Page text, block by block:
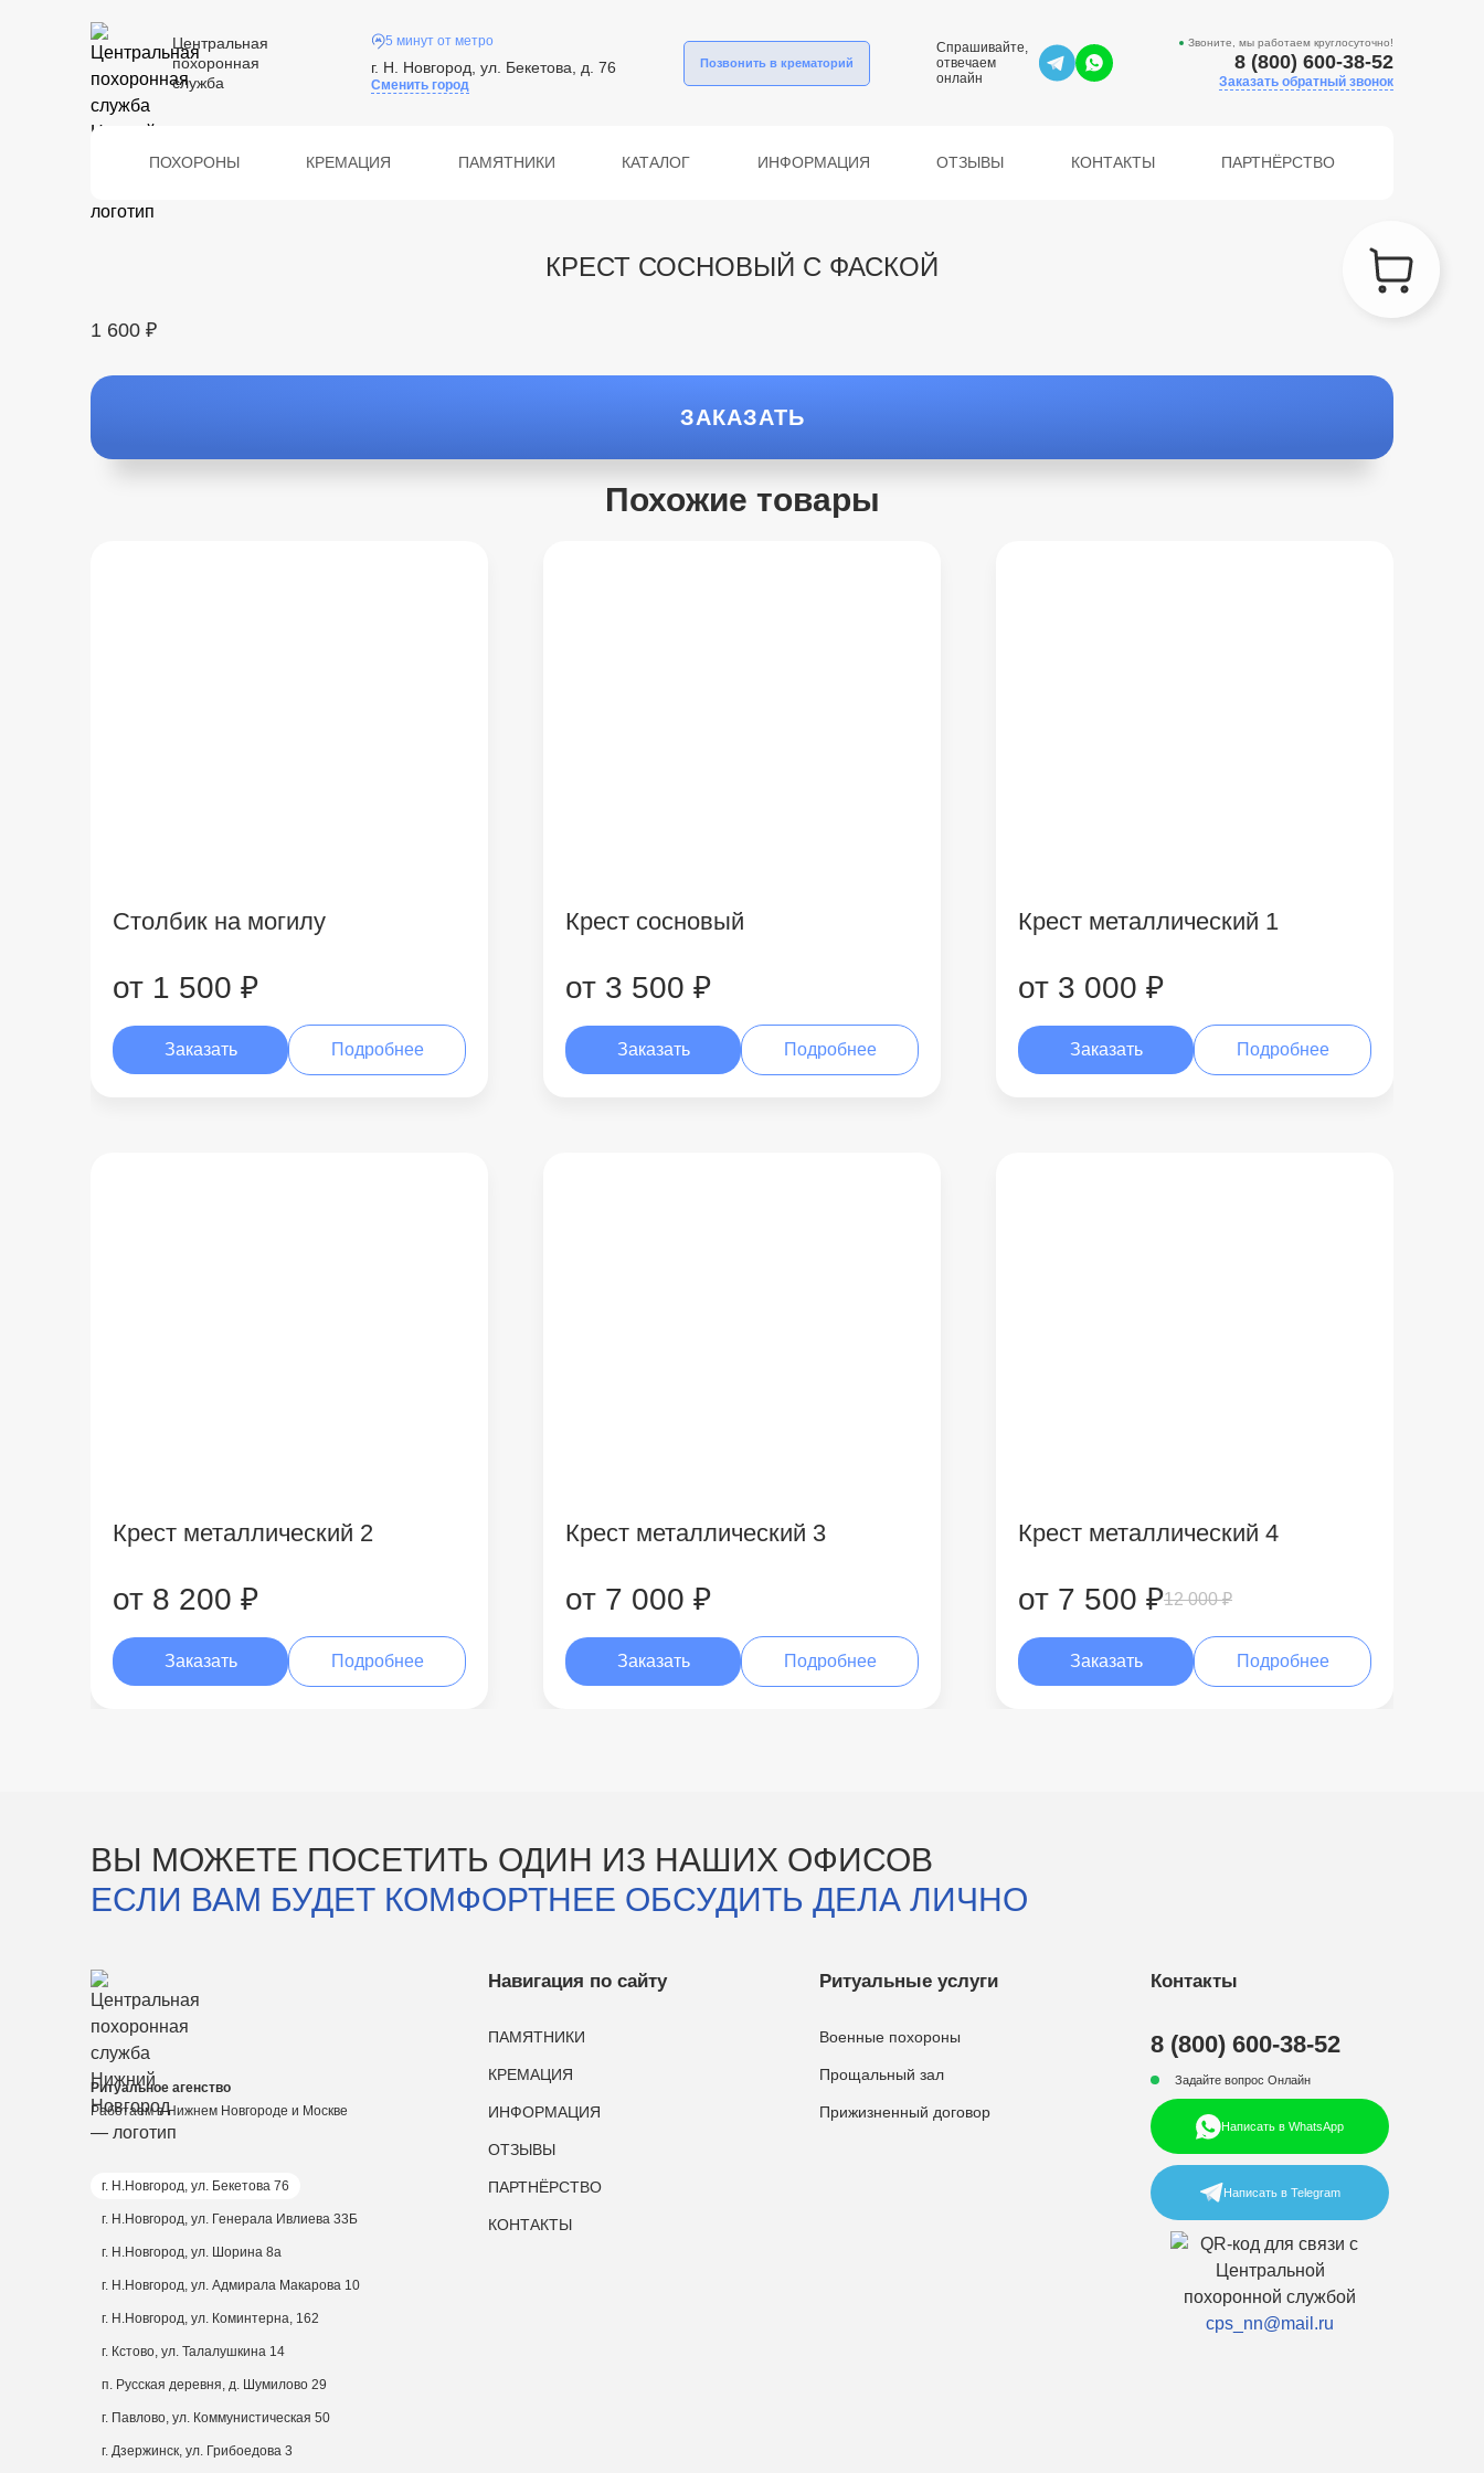
Центральная
похоронная
служба
5 минут от метро
г. Н. Новгород, ул. Бекетова, д. 76
Сменить город
Позвонить в крематорий
Спрашивайте,
отвечаем
онлайн
Звоните, мы работаем круглосуточно!
8 (800) 600-38-52
Заказать обратный звонок
ПОХОРОНЫ КРЕМАЦИЯ ПАМЯТНИКИ КАТАЛОГ ИНФОРМАЦИЯ ОТЗЫВЫ КОНТАКТЫ ПАРТНЁРСТВО
КРЕСТ СОСНОВЫЙ С ФАСКОЙ
1 600 ₽
ЗАКАЗАТЬ
Похожие товары
Столбик на могилу
от 1 500 ₽
Заказать Подробнее
Крест сосновый
от 3 500 ₽
Заказать Подробнее
Крест металлический 1
от 3 000 ₽
Заказать Подробнее
Крест металлический 2
от 8 200 ₽
Заказать Подробнее
Крест металлический 3
от 7 000 ₽
Заказать Подробнее
Крест металлический 4
от 7 500 ₽12 000 ₽
Заказать Подробнее
ВЫ МОЖЕТЕ ПОСЕТИТЬ ОДИН ИЗ НАШИХ ОФИСОВ
ЕСЛИ ВАМ БУДЕТ КОМФОРТНЕЕ ОБСУДИТЬ ДЕЛА ЛИЧНО
Ритуальное агенство
Работаем в Нижнем Новгороде и Москве
г. Н.Новгород, ул. Бекетова 76
г. Н.Новгород, ул. Генерала Ивлиева 33Б
г. Н.Новгород, ул. Шорина 8а
г. Н.Новгород, ул. Адмирала Макарова 10
г. Н.Новгород, ул. Коминтерна, 162
г. Кстово, ул. Талалушкина 14
п. Русская деревня, д. Шумилово 29
г. Павлово, ул. Коммунистическая 50
г. Дзержинск, ул. Грибоедова 3
Навигация по сайту
ПАМЯТНИКИ
КРЕМАЦИЯ
ИНФОРМАЦИЯ
ОТЗЫВЫ
ПАРТНЁРСТВО
КОНТАКТЫ
Ритуальные услуги
Военные похороны
Прощальный зал
Прижизненный договор
Контакты
8 (800) 600-38-52
Задайте вопрос Онлайн
Написать в WhatsApp
Написать в Telegram
cps_nn@mail.ru